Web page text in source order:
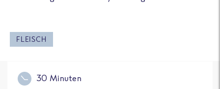
FLEISCH
30 Minuten